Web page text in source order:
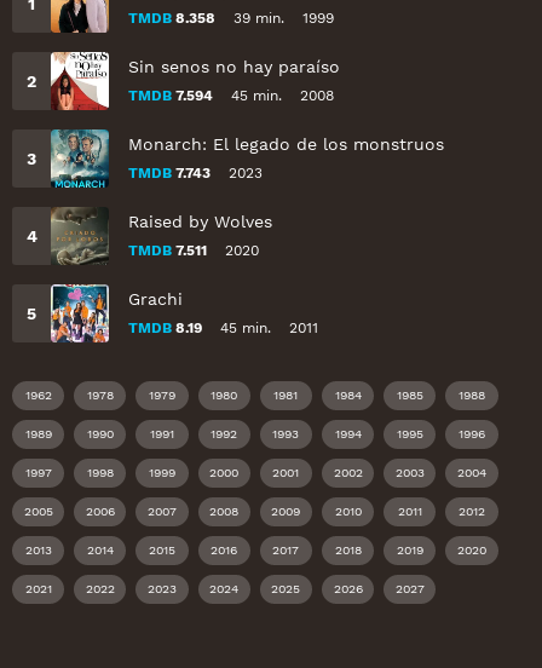
TMDB 8.358 39 min. 1999
Sin senos no hay paraíso
TMDB 7.594 45 min. 2008
Monarch: El legado de los monstruos
TMDB 7.743 2023
Raised by Wolves
TMDB 7.511 2020
Grachi
TMDB 8.19 45 min. 2011
1962 1978 1979 1980 1981 1984 1985 1988
1989 1990 1991 1992 1993 1994 1995 1996
1997 1998 1999 2000 2001 2002 2003 2004
2005 2006 2007 2008 2009 2010 2011 2012
2013 2014 2015 2016 2017 2018 2019 2020
2021 2022 2023 2024 2025 2026 2027